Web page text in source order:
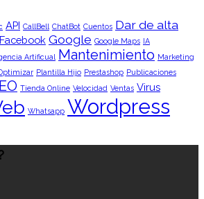
API CallBell ChatBot Cuentos Dar de alta
Facebook Google Google Maps IA
Artificual Mantenimiento Marketing
Plantilla Hijo Prestashop Publicaciones
Tienda Online Velocidad Ventas Virus
Whatsapp Wordpress